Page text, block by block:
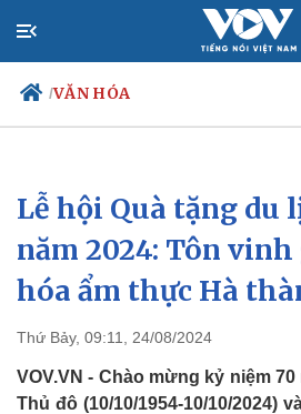
/VĂN HÓA
Chính trị
Đảng
Tổ chức nhân sự
Quốc hội
Xã
Tin
Dự
Lễ hội Quà tặng du
năm 2024: Tôn
hóa ẩm thực Hà
Thứ Bảy, 09:11, 24/08/2024
VOV.VN - Chào mừng kỷ niệm
Thủ đô (10/10/1954-10/10/2024)